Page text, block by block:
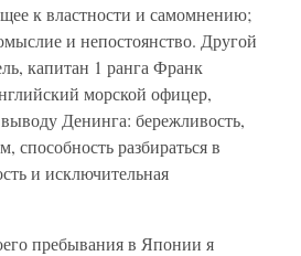
к властности и самомнению;
и непостоянство. Другой
капитан 1 ранга Франк
морской офицер,
Денинга: бережливость,
способность разбираться в
и исключительная
пребывания в Японии я